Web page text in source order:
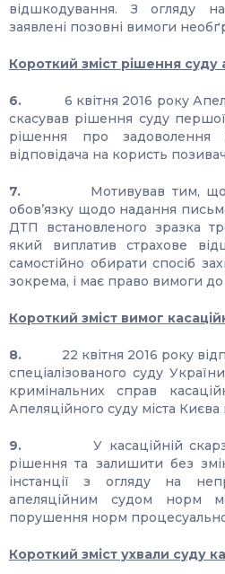
відшкодування. З огляду
заявлені позовні вимоги
Короткий зміст рішення суду
6. 6 квітня 2016 року
скасував рішення суду першої
рішення про задоволення
відповідача на користь
7. Мотивував тим,
обов’язку щодо надання
ДТП встановленого зразка
який виплатив страхове
самостійно обирати спосіб
зокрема, і має право вимоги
Короткий зміст вимог
8. 22 квітня 2016 року
спеціалізованого суду
кримінальних справ
Апеляційного суду міста Києва
9.У касаційній
рішення та залишити без
інстанції з огляду на
апеляційним судом норм
порушення норм
Короткий зміст ухвали суду